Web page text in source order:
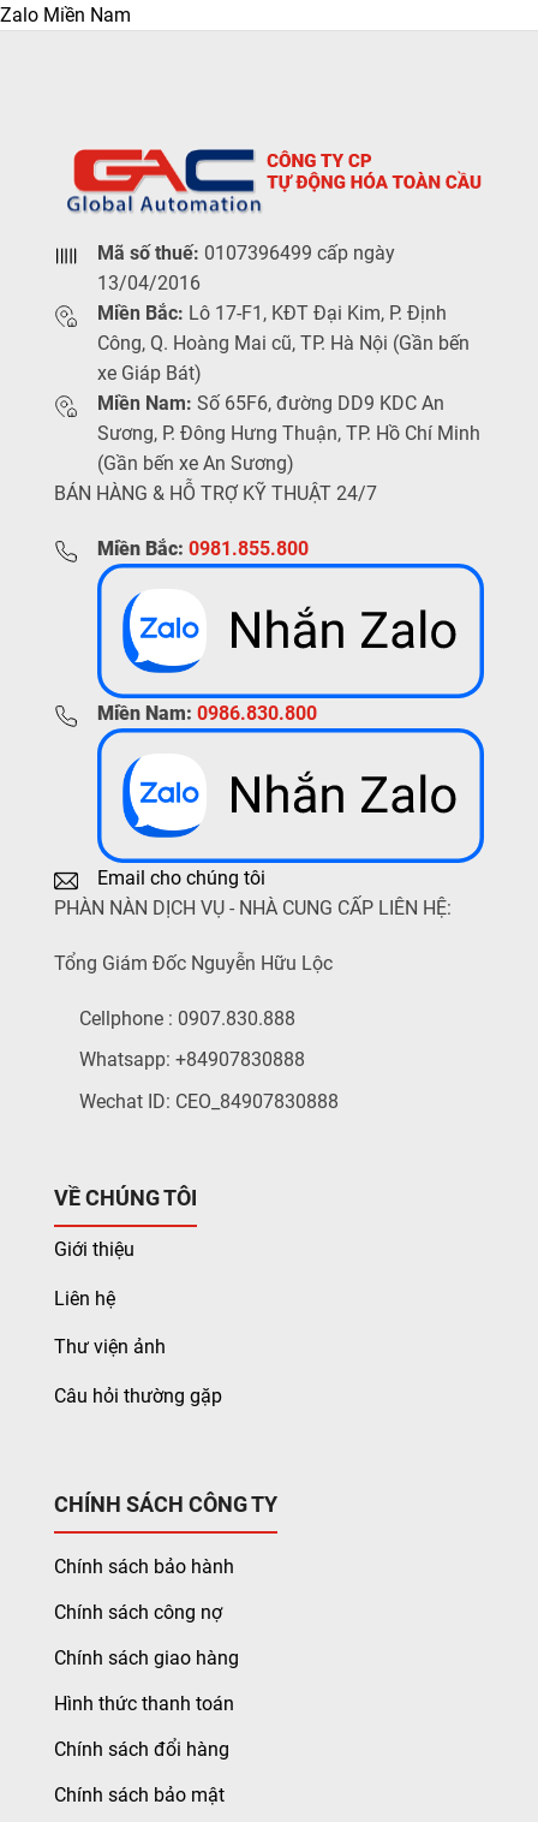
Zalo Miền Nam
Mã số thuế: 0107396499 cấp ngày
13/04/2016
Miền Bắc: Lô 17-F1, KĐT Đại Kim, P. Định
Công, Q. Hoàng Mai cũ, TP. Hà Nội (Gần bến
xe Giáp Bát)
Miền Nam: Số 65F6, đường DD9 KDC An
Sương, P. Đông Hưng Thuận, TP. Hồ Chí Minh
(Gần bến xe An Sương)
BÁN HÀNG & HỖ TRỢ KỸ THUẬT 24/7
Miền Bắc: 0981.855.800
Miền Nam: 0986.830.800
Email cho chúng tôi
PHÀN NÀN DỊCH VỤ - NHÀ CUNG CẤP LIÊN HỆ:
Tổng Giám Đốc Nguyễn Hữu Lộc
Cellphone : 0907.830.888
Whatsapp: +84907830888
Wechat ID: CEO_84907830888
VỀ CHÚNG TÔI
Giới thiệu
Liên hệ
Thư viện ảnh
Câu hỏi thường gặp
CHÍNH SÁCH CÔNG TY
Chính sách bảo hành
Chính sách công nợ
Chính sách giao hàng
Hình thức thanh toán
Chính sách đổi hàng
Chính sách bảo mật